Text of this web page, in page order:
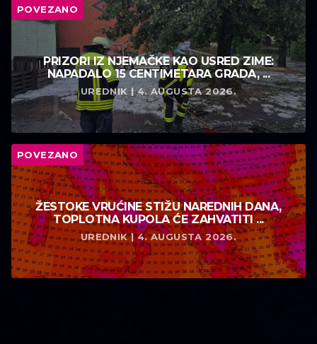
POVEZANO
PRIZORI IZ NJEMAČKE KAO USRED ZIME:
NAPADALO 15 CENTIMETARA GRADA, ...
UREDNIK | 4. AUGUSTA 2026.
POVEZANO
ŽESTOKE VRUĆINE STIŽU NAREDNIH DANA,
TOPLOTNA KUPOLA ĆE ZAHVATITI ...
UREDNIK | 4. AUGUSTA 2026.